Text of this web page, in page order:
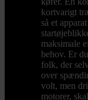
kortvarigt
så et
maksimale
behov. Er
folk, der
over
volt, men
motorer,